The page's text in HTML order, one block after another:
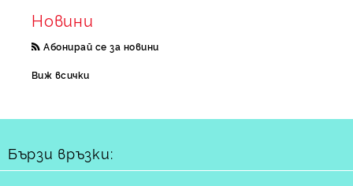
Новини
Абонирай се за новини
Виж всички
Бързи връзки: